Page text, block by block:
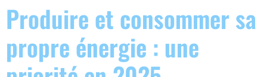
Produire et consommer sa
propre énergie : une